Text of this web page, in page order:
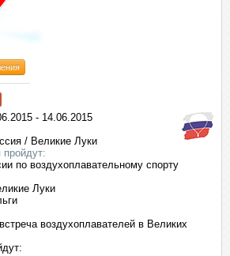
- 14.06.2015
/ Великие Луки
пройдут:
по воздухоплавательному спорту
Луки
воздухоплавателей в Великих